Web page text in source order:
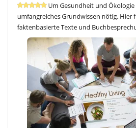
Um Gesundheit und
umfangreiches Grundwissen nötig. Hier
faktenbasierte Texte und